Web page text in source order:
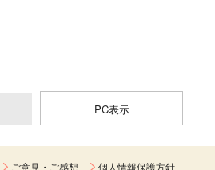
PC表示
ご意見・ご感想 個人情報保護方針